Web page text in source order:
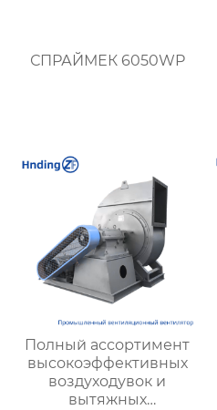
СПРАЙМЕК 6050WP
Полный ассортимент
высокоэффективных
воздуходувок и
вытяжных